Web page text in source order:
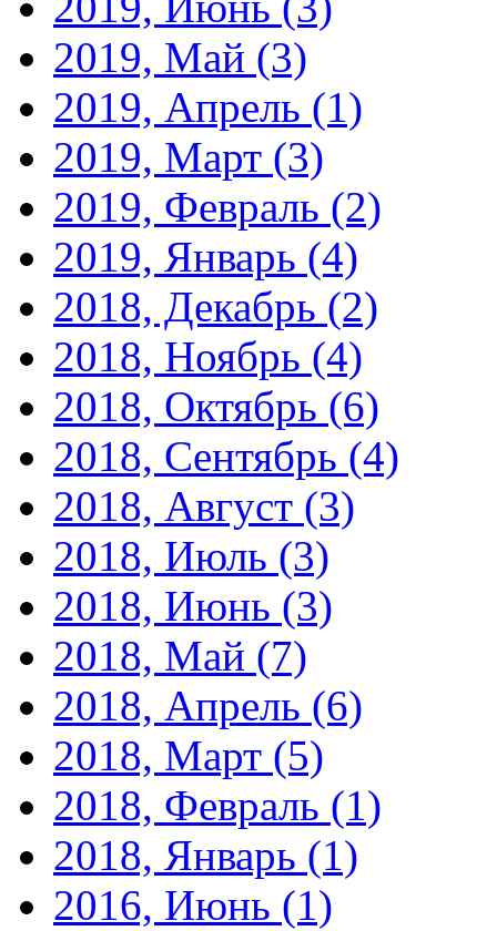
2019, Май (3)
2019, Апрель (1)
2019, Март (3)
2019, Февраль (2)
2019, Январь (4)
2018, Декабрь (2)
2018, Ноябрь (4)
2018, Октябрь (6)
2018, Сентябрь (4)
2018, Август (3)
2018, Июль (3)
2018, Июнь (3)
2018, Май (7)
2018, Апрель (6)
2018, Март (5)
2018, Февраль (1)
2018, Январь (1)
2016, Июнь (1)